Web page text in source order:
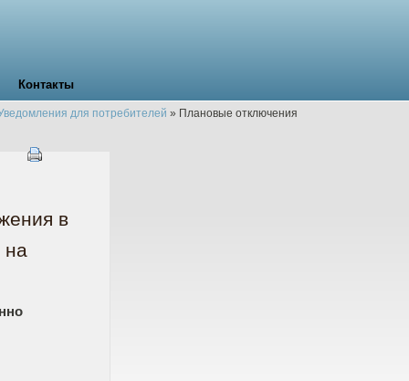
Контакты
для потребителей » Плановые отключения
в
на